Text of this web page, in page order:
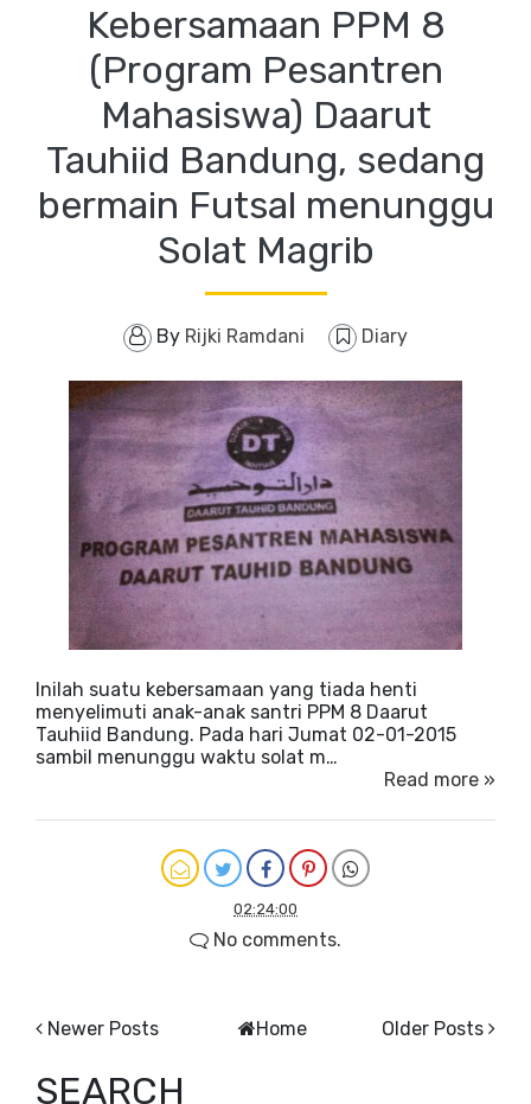
Kebersamaan PPM 8
(Program Pesantren
Mahasiswa) Daarut
Tauhiid Bandung, sedang
bermain Futsal menunggu
Solat Magrib
By Rijki Ramdani Diary
Inilah suatu kebersamaan yang tiada henti
menyelimuti anak-anak santri PPM 8 Daarut
Tauhiid Bandung. Pada hari Jumat 02-01-2015
sambil menunggu waktu solat m…
Read more »
02:24:00
No comments.
Newer Posts Older Posts
Home
SEARCH